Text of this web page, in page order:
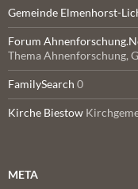
Gemeinde Elmenhorst-
Forum
Thema Ahnenforschung,
FamilySearch 0
Kirche Biestow
META